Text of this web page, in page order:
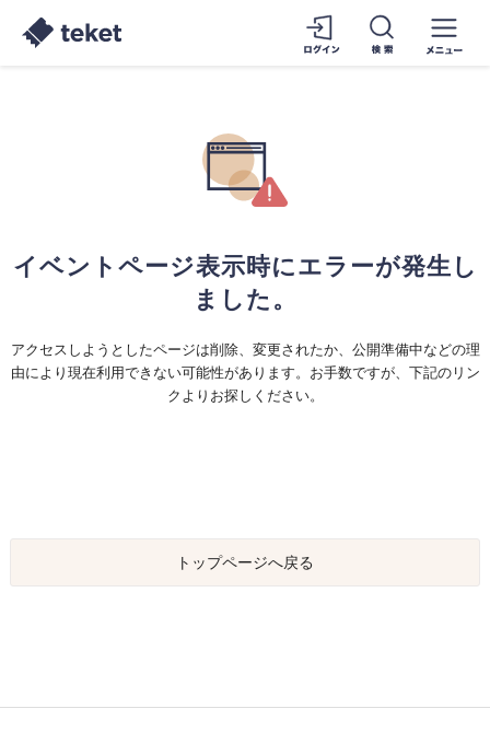
イベントページ表示時にエラーが発生し
ました。
アクセスしようとしたページは削除、変更されたか、公開準備中などの理
由により現在利用できない可能性があります。お手数ですが、下記のリン
クよりお探しください。
トップページへ戻る